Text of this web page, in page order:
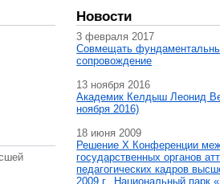
Новости
3 февраля 2017
Совмещать
сопровождение
13 ноября 2016
Академик Келдыш Леонид
ноября 2016)
18 июня 2009
Решение X Конференции
государственных органов
педагогических кадров
2009 г., Национальный парк